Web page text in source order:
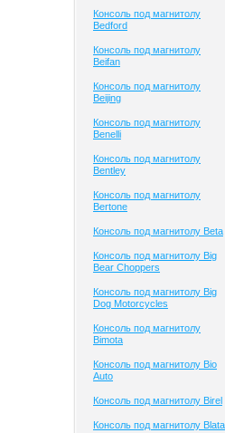
Консоль под магнитолу
Bedford
Консоль под магнитолу
Beifan
Консоль под магнитолу
Beijing
Консоль под магнитолу
Benelli
Консоль под магнитолу
Bentley
Консоль под магнитолу
Bertone
Консоль под магнитолу Beta
Консоль под магнитолу Big
Bear Choppers
Консоль под магнитолу Big
Dog Motorcycles
Консоль под магнитолу
Bimota
Консоль под магнитолу Bio
Auto
Консоль под магнитолу Birel
Консоль под магнитолу Blata